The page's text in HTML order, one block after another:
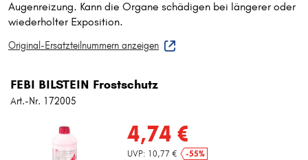
Original-Ersatzteilnummern anzeigen
FEBI BILSTEIN Frostschutz
Art.-Nr. 172005
4,74 €
UVP: 10,77 €
-55%